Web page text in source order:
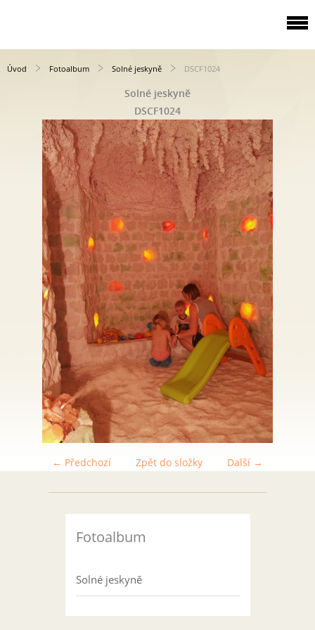
Úvod Fotoalbum Solné jeskyně DSCF1024
Solné jeskyně
DSCF1024
← Předchozí Další →
Zpět do složky
Fotoalbum
Solné jeskyně